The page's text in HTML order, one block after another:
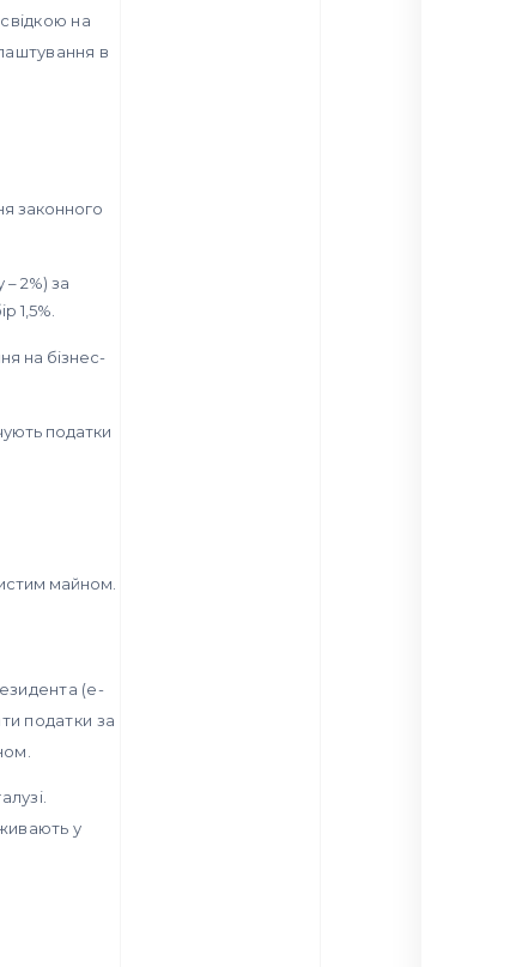
на
в
законного
2%) за
1,5%.
на бізнес-
податки
майном.
(e-
податки за
у